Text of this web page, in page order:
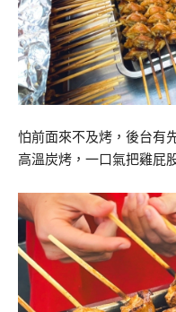
怕前面來不及烤，後台有
高溫炭烤，一口氣把雞屁